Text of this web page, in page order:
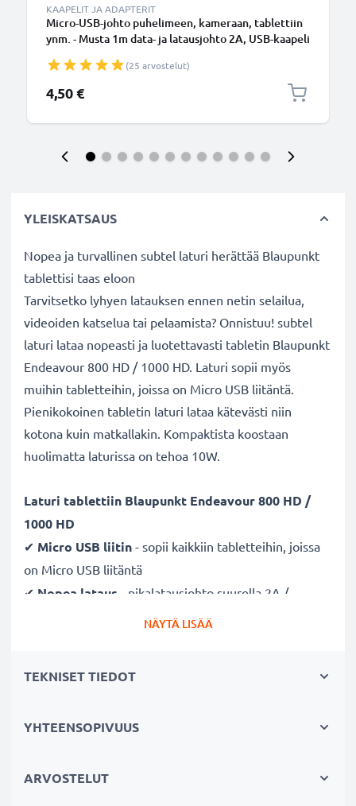
KAAPELIT JA ADAPTERIT
Micro-USB-johto puhelimeen, kameraan, tablettiin
ynm. - Musta 1m data- ja latausjohto 2A, USB-kaapeli
(25 arvostelut)
4,50 €
YLEISKATSAUS
Nopea ja turvallinen subtel laturi herättää Blaupunkt
tablettisi taas eloon
Tarvitsetko lyhyen latauksen ennen netin selailua,
videoiden katselua tai pelaamista? Onnistuu! subtel
laturi lataa nopeasti ja luotettavasti tabletin Blaupunkt
Endeavour 800 HD / 1000 HD. Laturi sopii myös
muihin tabletteihin, joissa on Micro USB liitäntä.
Pienikokoinen tabletin laturi lataa kätevästi niin
kotona kuin matkallakin. Kompaktista koostaan
huolimatta laturissa on tehoa 10W.
Laturi tablettiin Blaupunkt Endeavour 800 HD /
1000 HD
✔ Micro USB liitin - sopii kaikkiin tabletteihin, joissa
on Micro USB liitäntä
✔ Nopea lataus - pikalatausjohto suurella 2A /
2000mA latausnopeudella ja lyhyellä latausajalla
✔Laadukas - murtumaton latausjohto ja liitin
ylikuumenemiselta ja ylijännitteeltä
verkkovirtalaturi tukee akun pitkäikäistä käyttöä
NÄYTÄ LISÄÄ
TEKNISET TIEDOT
YHTEENSOPIVUUS
ARVOSTELUT